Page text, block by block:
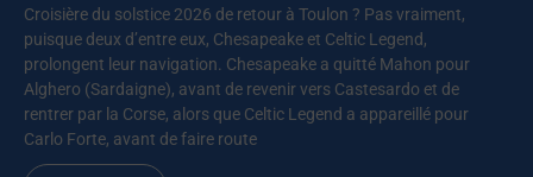
Croisière du solstice 2026 de retour à Toulon ? Pas vraiment,
puisque deux d’entre eux, Chesapeake et Celtic Legend,
prolongent leur navigation. Chesapeake a quitté Mahon pour
Alghero (Sardaigne), avant de revenir vers Castesardo et de
rentrer par la Corse, alors que Celtic Legend a appareillé pour
Carlo Forte, avant de faire route